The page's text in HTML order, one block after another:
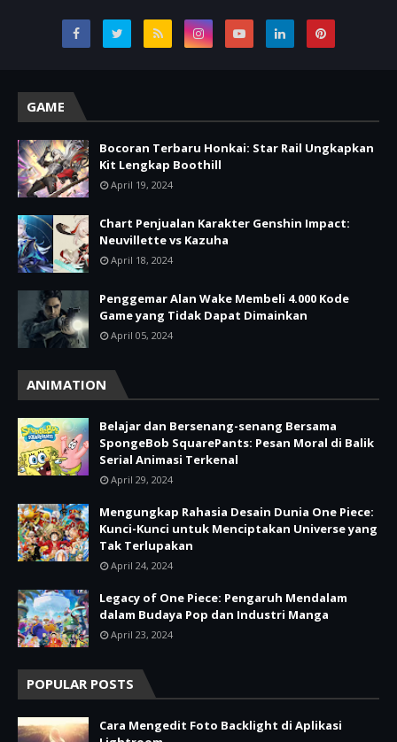
GAME
Bocoran Terbaru Honkai: Star Rail Ungkapkan
Kit Lengkap Boothill
April 19, 2024
Chart Penjualan Karakter Genshin Impact:
Neuvillette vs Kazuha
April 18, 2024
Penggemar Alan Wake Membeli 4.000 Kode
Game yang Tidak Dapat Dimainkan
April 05, 2024
ANIMATION
Belajar dan Bersenang-senang Bersama
SpongeBob SquarePants: Pesan Moral di Balik
Serial Animasi Terkenal
April 29, 2024
Mengungkap Rahasia Desain Dunia One Piece:
Kunci-Kunci untuk Menciptakan Universe yang
Tak Terlupakan
April 24, 2024
Legacy of One Piece: Pengaruh Mendalam
dalam Budaya Pop dan Industri Manga
April 23, 2024
POPULAR POSTS
Cara Mengedit Foto Backlight di Aplikasi